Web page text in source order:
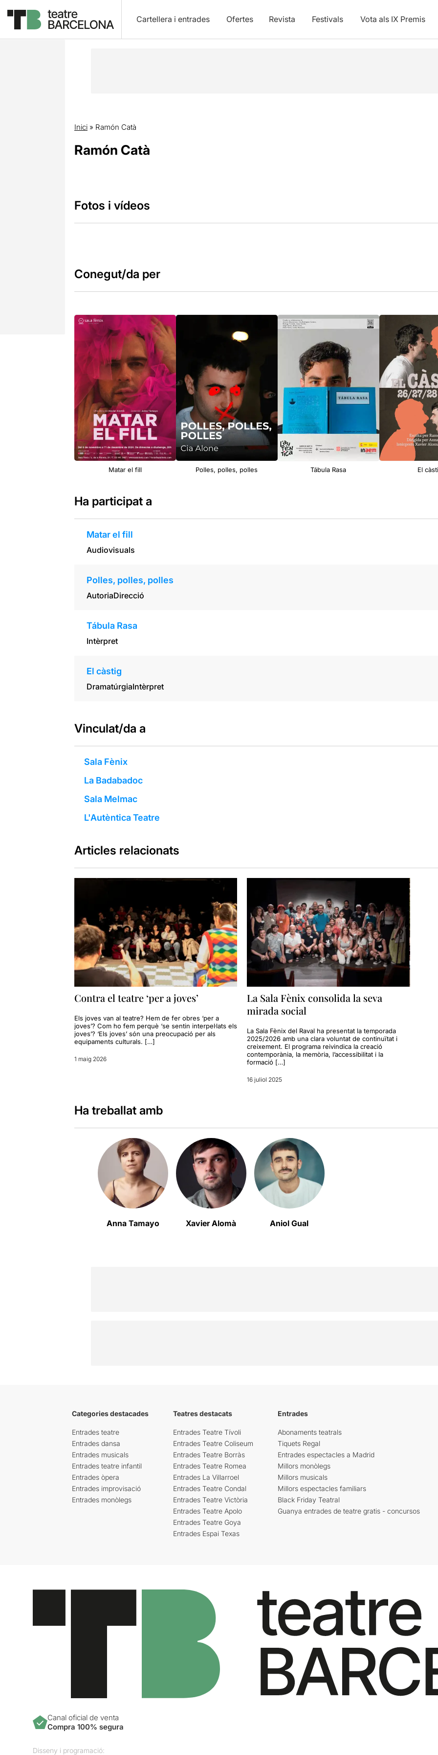
Cartellera i entrades Ofertes Revista Festivals Vota als IX Premis
Inici» Ramón Catà
Ramón Catà
Fotos i vídeos
Conegut/da per
Matar el fill Polles, polles, polles Tábula Rasa El
Ha participat a
Matar el fill
Audiovisuals
Polles, polles, polles
AutoriaDirecció
Tábula Rasa
Intèrpret
El càstig
DramatúrgiaIntèrpret
Vinculat/da a
Sala Fènix
La Badabadoc
Sala Melmac
L'Autèntica Teatre
Articles relacionats
Contra el teatre ‘per a joves’
Els joves van al teatre? Hem de fer obres ‘per a
joves’? Com ho fem perquè ‘se sentin interpel·lats els
joves’? ‘Els joves’ són una preocupació per als
equipaments culturals. […]
1 maig 2026
La Sala Fènix consolida la seva
mirada social
La Sala Fènix del Raval ha presentat la temporada
2025/2026 amb una clara voluntat de continuïtat i
creixement. El programa reivindica la creació
contemporània, la memòria, l’accessibilitat i la
formació […]
16 juliol 2025
Ha treballat amb
Anna Tamayo Xavier Alomà Aniol Gual
Categories destacades
Entrades teatre
Entrades dansa
Entrades musicals
Entrades teatre infantil
Entrades òpera
Entrades improvisació
Entrades monòlegs
Teatres destacats
Entrades Teatre Tívoli
Entrades Teatre Coliseum
Entrades Teatre Borràs
Entrades Teatre Romea
Entrades La Villarroel
Entrades Teatre Condal
Entrades Teatre Victòria
Entrades Teatre Apolo
Entrades Teatre Goya
Entrades Espai Texas
Entrades
Abonaments teatrals
Tiquets Regal
Entrades espectacles a Madrid
Millors monòlegs
Millors musicals
Millors espectacles familiars
Black Friday Teatral
Guanya entrades de teatre gratis - concursos
Canal oficial de venta
Compra 100% segura
Disseny i programació: